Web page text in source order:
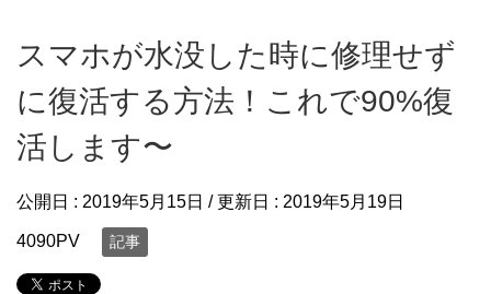
スマホが水没した時に修理せず
に復活する方法！これで90%復
活します〜
公開日 : 2019年5月15日 / 更新日 : 2019年5月19日
4090PV 記事